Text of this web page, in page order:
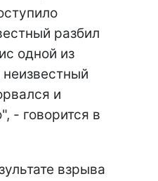
разбил
одной из
неизвестный
и
- говорится в
взрыва